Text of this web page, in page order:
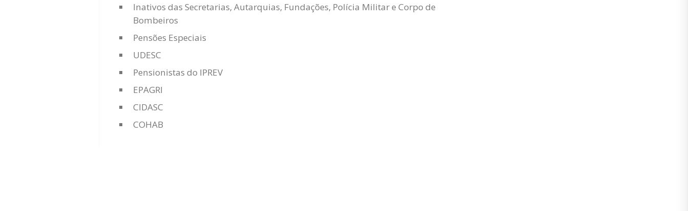
Inativos das Secretarias, Autarquias, Fundações, Polícia Militar e Corpo de
Bombeiros
Pensões Especiais
UDESC
Pensionistas do IPREV
EPAGRI
CIDASC
COHAB